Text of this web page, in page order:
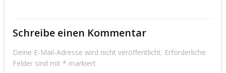
Schreibe einen Kommentar
Deine E-Mail-Adresse wird nicht veröffentlicht. Erforderliche
Felder sind mit * markiert